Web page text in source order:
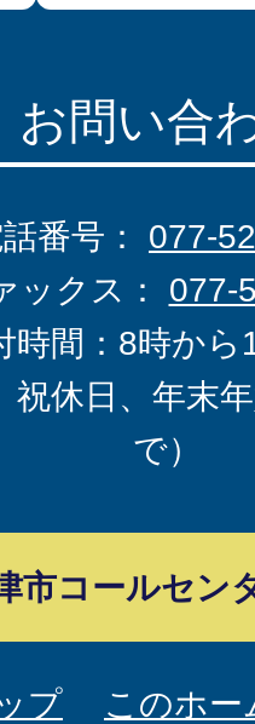
お問い合
番号： 077-
ックス： 077-
時間：8時から
祝休日、年末
で）
市コールセン
プ このホ